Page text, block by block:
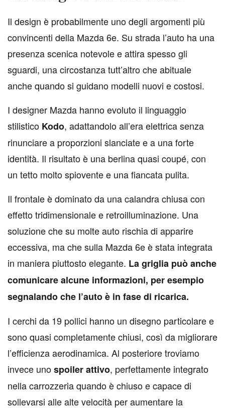
Il design è probabilmente uno degli argomenti più
convincenti della Mazda 6e. Su strada l’auto ha una
presenza scenica notevole e attira spesso gli
sguardi, una circostanza tutt’altro che abituale
anche quando si guidano modelli nuovi e costosi.
I designer Mazda hanno evoluto il linguaggio
stilistico Kodo, adattandolo all’era elettrica senza
rinunciare a proporzioni slanciate e a una forte
identità. Il risultato è una berlina quasi coupé, con
un tetto molto spiovente e una fiancata pulita.
Il frontale è dominato da una calandra chiusa con
effetto tridimensionale e retroilluminazione. Una
soluzione che su molte auto rischia di apparire
eccessiva, ma che sulla Mazda 6e è stata integrata
in maniera piuttosto elegante. La griglia può anche
comunicare alcune informazioni, per esempio
segnalando che l’auto è in fase di ricarica.
I cerchi da 19 pollici hanno un disegno particolare e
sono quasi completamente chiusi, così da migliorare
l’efficienza aerodinamica. Al posteriore troviamo
invece unospoiler attivo, perfettamente integrato
nella carrozzeria quando è chiuso e capace di
sollevarsi alle alte velocità per aumentare la